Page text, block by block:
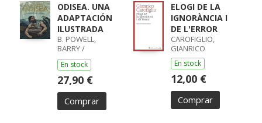
ODISEA. UNA
ADAPTACIÓN
ILUSTRADA
B. POWELL,
BARRY /
LISOWIEC,
JOANNA /
HOMERO,
HOMERO
En stock
27,90 €
Comprar
ELOGI DE LA
IGNORÀNCIA I
DE L'ERROR
CAROFIGLIO,
GIANRICO
En stock
12,00 €
Comprar